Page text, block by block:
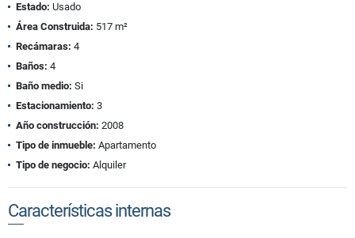
Estado: Usado
Área Construida: 517 m²
Recámaras: 4
Baños: 4
Baño medio: Si
Estacionamiento: 3
Año construcción: 2008
Tipo de inmueble: Apartamento
Tipo de negocio: Alquiler
Características internas